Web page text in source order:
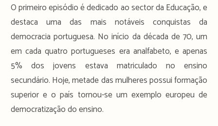
O primeiro episódio é dedicado ao sector da Educação, e
destaca uma das mais notáveis conquistas da
democracia portuguesa. No início da década de 70, um
em cada quatro portugueses era analfabeto, e apenas
5% dos jovens estava matriculado no ensino
secundário. Hoje, metade das mulheres possui formação
superior e o país tornou-se um exemplo europeu de
democratização do ensino.